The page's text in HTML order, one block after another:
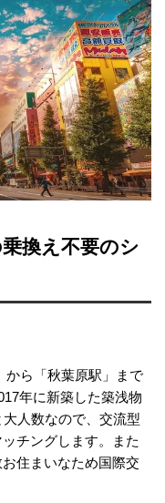
換え不要のシ
から「秋葉原駅」まで
年に新築した築浅物
人数なので、交流型
チングします。また
住まいなため国際交